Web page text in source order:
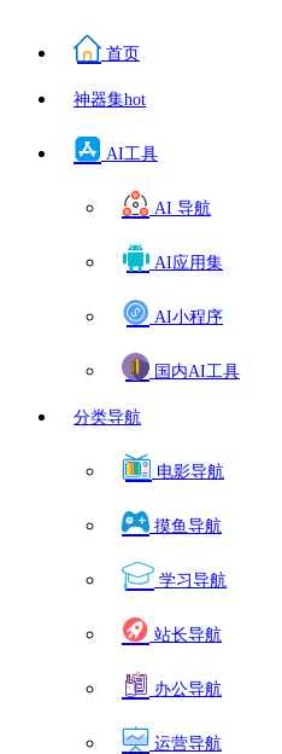
首页
神器集hot
AI工具
AI 导航
AI应用集
AI小程序
国内AI工具
分类导航
电影导航
摸鱼导航
学习导航
站长导航
办公导航
运营导航